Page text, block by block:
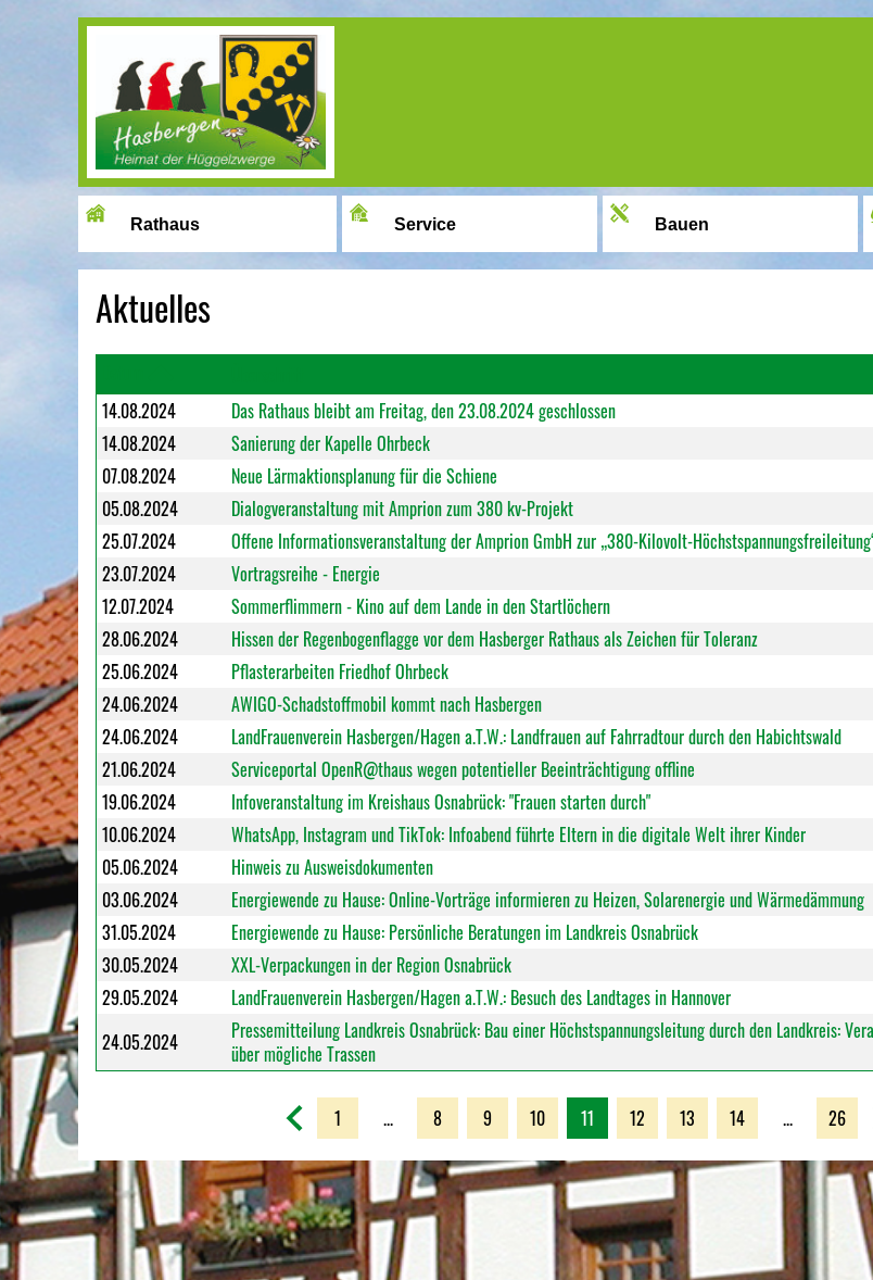
Rathaus Service Bauen
Aktuelles
14.08.2024
Das Rathaus bleibt am Freitag, den 23.08.2024 geschlossen
14.08.2024
Sanierung der Kapelle Ohrbeck
07.08.2024
Neue Lärmaktionsplanung für die Schiene
05.08.2024
Dialogveranstaltung mit Amprion zum 380 kv-Projekt
25.07.2024
Offene Informationsveranstaltung der Amprion GmbH zur „380-Kilovolt-
23.07.2024
Vortragsreihe - Energie
12.07.2024
Sommerflimmern - Kino auf dem Lande in den Startlöchern
28.06.2024
Hissen der Regenbogenflagge vor dem Hasberger Rathaus als Zeichen für Toleranz
25.06.2024
Pflasterarbeiten Friedhof Ohrbeck
24.06.2024
AWIGO-Schadstoffmobil kommt nach Hasbergen
24.06.2024
LandFrauenverein Hasbergen/Hagen a.T.W.: Landfrauen auf Fahrradtour durch den Habichtswald
21.06.2024
Serviceportal OpenR@thaus wegen potentieller Beeinträchtigung offline
19.06.2024
Infoveranstaltung im Kreishaus Osnabrück: "Frauen starten durch"
10.06.2024
WhatsApp, Instagram und TikTok: Infoabend führte Eltern in die digitale Welt ihrer Kinder
05.06.2024
Hinweis zu Ausweisdokumenten
03.06.2024
Energiewende zu Hause: Online-Vorträge informieren zu Heizen, Solarenergie und Wärmedämmung
31.05.2024
Energiewende zu Hause: Persönliche Beratungen im Landkreis Osnabrück
30.05.2024
XXL-Verpackungen in der Region Osnabrück
29.05.2024
LandFrauenverein Hasbergen/Hagen a.T.W.: Besuch des Landtages in Hannover
24.05.2024
Pressemitteilung Landkreis Osnabrück: Bau einer Höchstspannungsleitung durch den Landkreis:
über mögliche Trassen
1 ... 8 9 10 11 12 13 14 ... 26